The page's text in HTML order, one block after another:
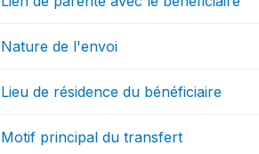
Nature de l'envoi
Lieu de résidence du bénéficiaire
Motif principal du transfert